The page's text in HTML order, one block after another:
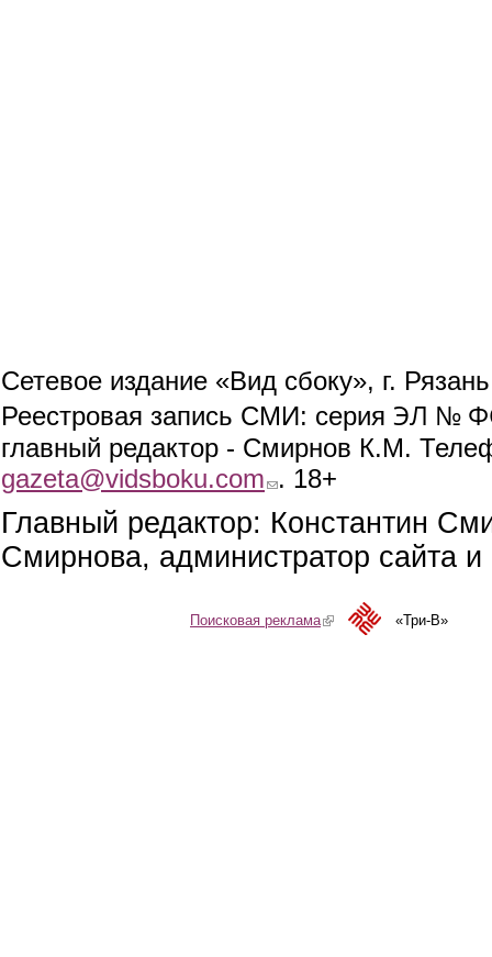
Сетевое издание «Вид сбоку», г.
Реестровая запись СМИ: серия ЭЛ №
главный редактор - Смирнов К.М.
gazeta@vidsboku.com (link sends e-mail)
. 18+
Главный редактор: Константин
Смирнова, администратор сайта
Поисковая реклама(link is external)«Три-В»